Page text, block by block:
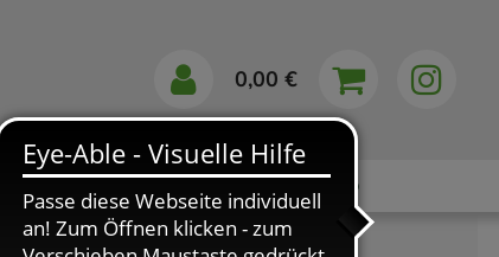
0,00 €
Markenshops Ratgeber App